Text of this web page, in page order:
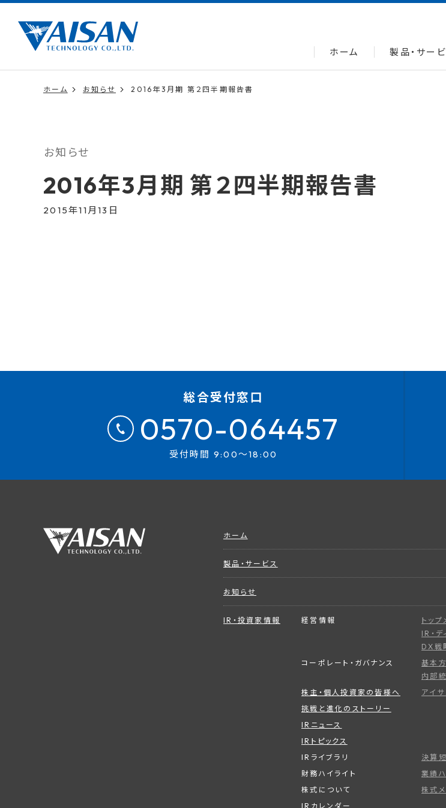
ホーム 製品・サー
ホーム お知らせ 2016年3月期 第２四半期報告書
お知らせ
2016年3月期 第２四半期報告書
2015年11月13日
総合受付窓口
0570-064457
受付時間 9:00～18:00
ホーム
製品・サービス
お知らせ
IR・投資家情報 経営情報 トップ
IR・
DX戦
コーポレート・ガバナンス
基本
内部
株主・個人投資家の皆様へ
アイ
挑戦と進化のストーリー
IRニュース
IRトピックス
IRライブラリ
決算
財務ハイライト
業績ハ
株式について
株式
IRカレンダー